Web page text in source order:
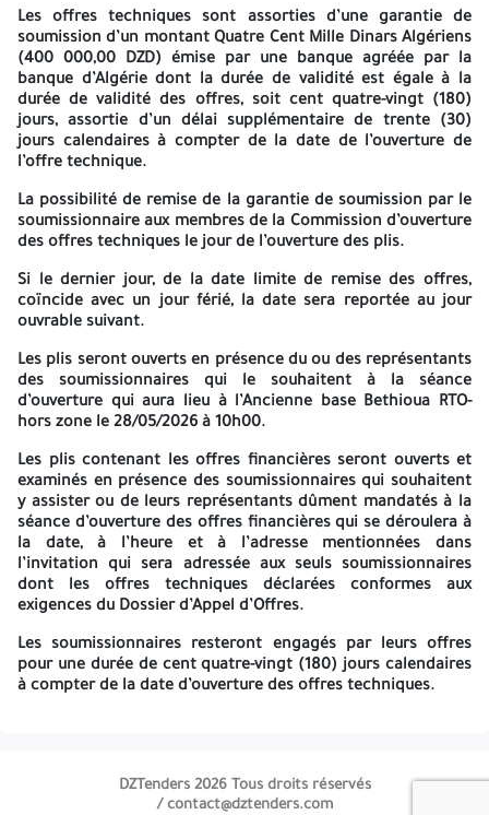
4514
81 08 122 000 80/14 auprès de la Banque Extérieure d’Algérie
(BEA) Agence El Djamel 81 Oran.
Les justificatifs de versement relatifs au retrait du DAO (avis
bancaire/bordereau de versement espèces) doivent
obligatoirement être établis au nom du soumissionnaire et
portant les références du DAO.
Le mode de soumission en une étape s’applique au présent Appel
d’Offres.
Au titre du présent appel d’offres, les offres techniques, sans
aucune indication de prix et les offres financières doivent être
remises simultanément dans deux plis séparés contenus dans un
même pli, à l’adresse suivante :
Activité TRANSPORT PAR CanalisationS
Division Exploitation
BUREAU D’ORDRE GENERAL
ANCIENNE BASE- BETHIOUA-WILAYA D’ORAN
ALGERIE
Au plus tard le
Les offres techniques sont assorties d’une garantie de
soumission d’un montantQuatre Cent Mille Dinars Algériens
(400 000,00 DZD)émise par une banque agréée par la banque
d’Algérie dont la durée de validité est égale à la durée de validité
La possibilité de remise de la garantie de soumission par le
4514
Les offres techniques sont assorties d’une garantie de
soumission d’un montantQuatre Cent Mille Dinars Algériens
(400 000,00 DZD) émise par une banque agréée par la
banque d’Algérie dont la durée de validité est égale à la
durée de validité des offres, soit cent quatre-vingt (180)
jours, assortie d’un délai supplémentaire de trente (30)
jours calendairesà compter de la date de l’ouverture de
l’offre technique.
La possibilité de remise de la garantie de soumission par le
soumissionnaire aux membres de la Commission d’ouverture
des offres techniques le jour de l’ouverture des plis.
Si le dernier jour, de la date limite de remise des offres,
coïncide avec un jour férié, la date sera reportée au jour
ouvrable suivant.
Les plis seront ouverts en présence du ou des représentants
des soumissionnaires qui le souhaitent à la séance
d’ouverture qui aura lieu à l’Ancienne base Bethioua RTO-
hors zone le 28/05/2026 à 10h00.
Les plis contenant les offres financières seront ouverts et
examinés en présence des soumissionnaires qui souhaitent
y assister ou de leurs représentants dûment mandatés à la
séance d’ouverture des offres financières qui se déroulera à
la date, à l’heure et à l’adresse mentionnées dans
l’invitation qui sera adressée aux seuls soumissionnaires
dont les offres techniques déclarées conformes aux
exigences du Dossier d’Appel d’Offres.
Les soumissionnaires resteront engagés par leurs offres
pour une durée de cent quatre-vingt (180) jours calendaires
à compter de la date d’ouverture des offres techniques.
DZTenders 2026 Tous droits réservés
contact@dztenders.com /